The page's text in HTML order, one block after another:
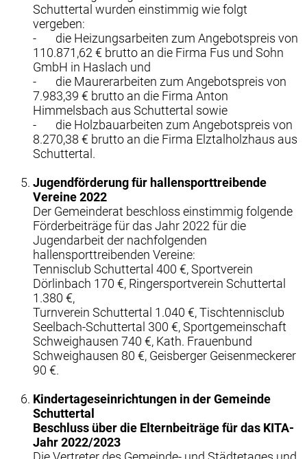
Schuttertal wurden einstimmig wie folgt
vergeben:
- die Heizungsarbeiten zum Angebotspreis von
110.871,62 € brutto an die Firma Fus und Sohn
GmbH in Haslach und
- die Maurerarbeiten zum Angebotspreis von
7.983,39 € brutto an die Firma Anton
Himmelsbach aus Schuttertal sowie
- die Holzbauarbeiten zum Angebotspreis von
8.270,38 € brutto an die Firma Elztalholzhaus aus
Schuttertal.
Jugendförderung für hallensporttreibende
Vereine 2022
Der Gemeinderat beschloss einstimmig folgende
Förderbeiträge für das Jahr 2022 für die
Jugendarbeit der nachfolgenden
hallensporttreibenden Vereine:
Tennisclub Schuttertal 400 €, Sportverein
Dörlinbach 170 €, Ringersportverein Schuttertal
1.380 €,
Turnverein Schuttertal 1.040 €, Tischtennisclub
Seelbach-Schuttertal 300 €, Sportgemeinschaft
Schweighausen 740 €, Kath. Frauenbund
Schweighausen 80 €, Geisberger Geisenmeckerer
90 €.
Kindertageseinrichtungen in der Gemeinde
Schuttertal
Beschluss über die Elternbeiträge für das KITA-
Jahr 2022/2023